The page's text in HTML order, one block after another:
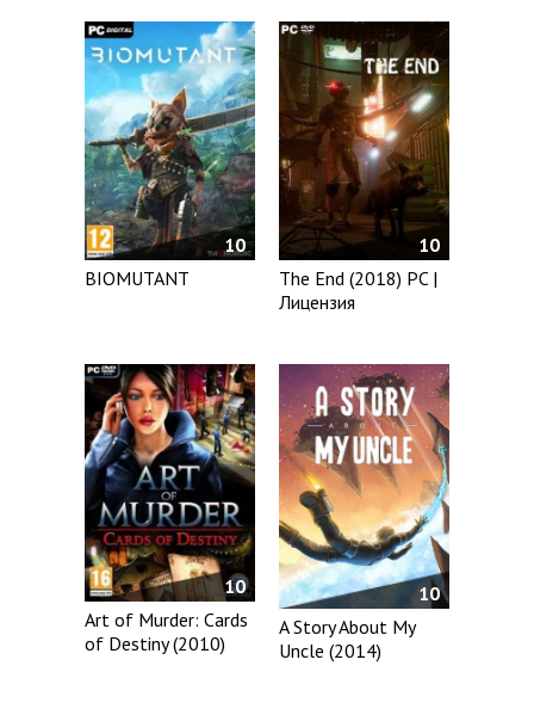
10
BIOMUTANT
10
The End (2018) PC |
Лицензия
10
Art of Murder: Cards
of Destiny (2010)
10
A Story About My
Uncle (2014)